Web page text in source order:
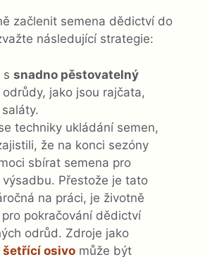
začlenit semena dědictví do
následující strategie:
s snadno pěstovatelný
jako jsou rajčata,
techniky ukládání semen,
že na konci sezóny
sbírat semena pro
Přestože je tato
na práci, je životně
pokračování dědictví
odrůd. Zdroje jako
šetřící osivo může být